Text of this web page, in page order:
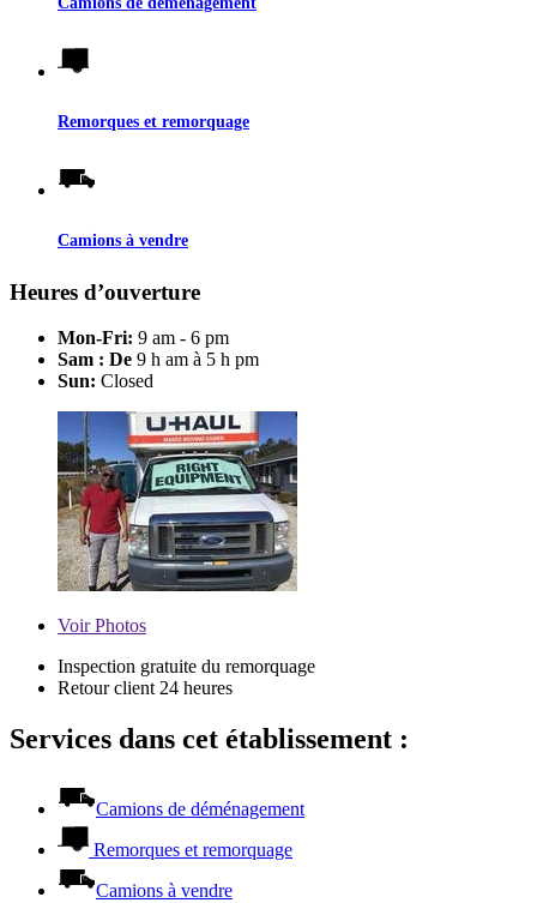
Remorques et remorquage
Camions à vendre
Heures d’ouverture
Mon-Fri: 9 am - 6 pm
Sam : De 9 h am à 5 h pm
Sun: Closed
VoirPhotos
Inspection gratuite du remorquage
Retour client 24 heures
Services dans cet établissement :
Camions de déménagement
Remorques et remorquage
Camions à vendre